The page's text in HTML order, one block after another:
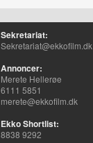
Sekretariat:
Sekretariat@ekkofilm.dk
Annoncer:
Merete Hellerøe
6111 5851
merete@ekkofilm.dk
Ekko Shortlist:
8838 9292